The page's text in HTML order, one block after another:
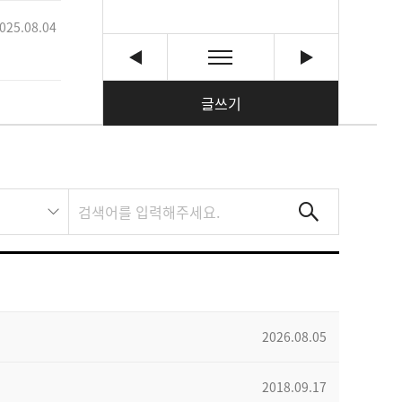
글쓰기
2026.08.05
2018.09.17